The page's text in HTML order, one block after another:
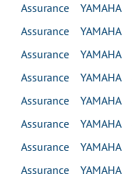
Assurance
Assurance
Assurance
Assurance
Assurance
Assurance
Assurance YAMAHA
Assurance YAMAHA